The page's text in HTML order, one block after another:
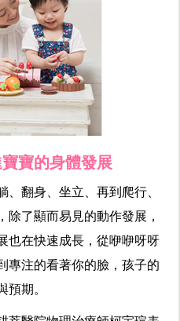
寶的身體發展
翻身、坐立、再到爬行、
了顯而易見的動作發展，
也在快速成長，從咿咿呀呀
專注的看著你的臉，孩子的
預期。